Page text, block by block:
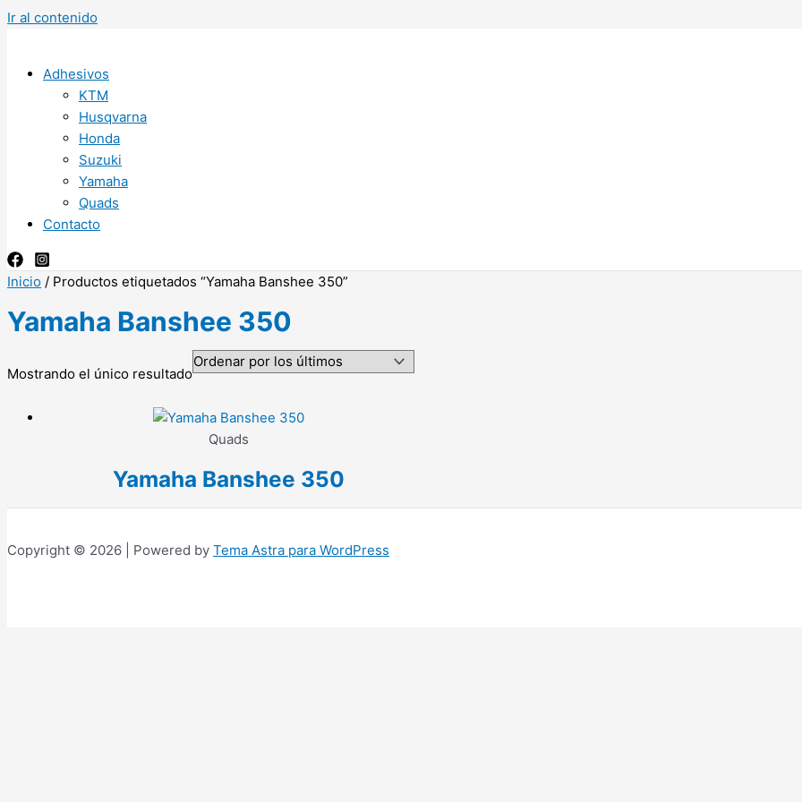
Ir al contenido
Adhesivos
KTM
Husqvarna
Honda
Suzuki
Yamaha
Quads
Contacto
Inicio / Productos etiquetados “Yamaha Banshee 350”
Yamaha Banshee 350
Mostrando el único resultado
Quads
Yamaha Banshee 350
Copyright © 2026 | Powered by Tema Astra para WordPress